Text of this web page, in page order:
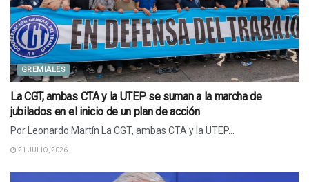
GREMIALES
La CGT, ambas CTA y la UTEP se suman a la marcha de
jubilados en el inicio de un plan de acción
Por Leonardo Martín La CGT, ambas CTA y la UTEP...
21 JULIO, 2026